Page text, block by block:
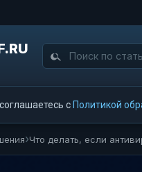
с Политикой
Что делать, если